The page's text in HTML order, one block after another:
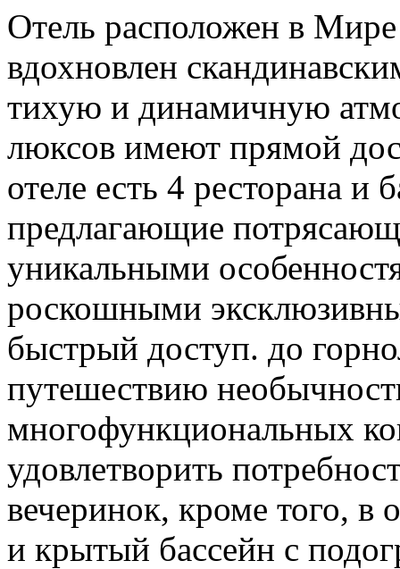
Отель расположен в
вдохновлен
тихую и динамичную
люксов имеют прямой
отеле есть 4 ресторана и
предлагающие
уникальными
роскошными
быстрый доступ. до
путешествию
многофункциональных
удовлетворить
вечеринок, кроме того, в
и крытый бассейн с